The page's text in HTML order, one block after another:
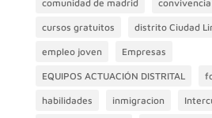
comunidad de madrid convivencia
cursos gratuitos distrito Ciudad
empleo joven Empresas
EQUIPOS ACTUACIÓN DISTRITAL
habilidades inmigracion